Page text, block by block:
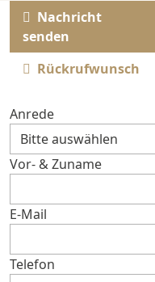
Nachricht
senden
Rückrufwunsch
Anrede
Vor- & Zuname
E-Mail
Telefon